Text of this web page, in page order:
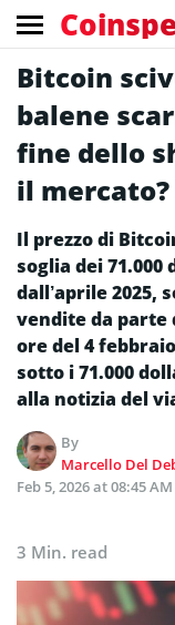
Bitcoin
balene
fine dello
il mercato?
Il prezzo di
soglia dei
dall’aprile 2025,
vendite da parte
ore del 4
sotto i 71.000
alla notizia del
By
Marcello Del
Feb 5, 2026 at 08:45 AM
3 Min. read